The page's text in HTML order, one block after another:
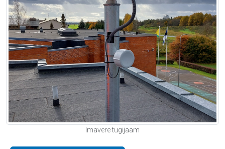
Imavere tugijaam